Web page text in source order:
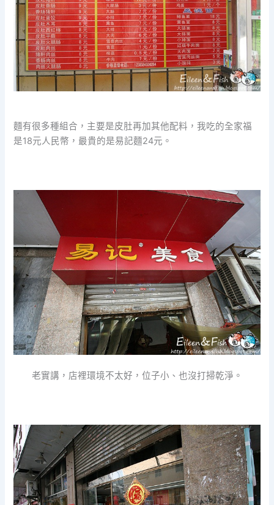
麵有很多種組合，主要是皮肚再加其他配料，我吃的全家福
是18元人民幣，最貴的是易記麵24元。
老實講，店裡環境不太好，位子小、也沒打掃乾淨。